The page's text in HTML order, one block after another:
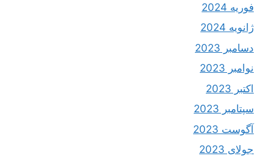
فوریه 2024
ژانویه 2024
دسامبر 2023
نوامبر 2023
اکتبر 2023
سپتامبر 2023
آگوست 2023
جولای 2023